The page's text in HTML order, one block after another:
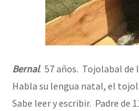
Bernal. 57 años. Tojolabal de
Habla su lengua natal, el
Sabe leer y escribir. Padre de